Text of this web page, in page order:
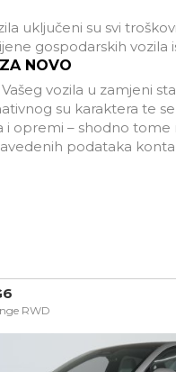
uključeni su svi
gospodarskih vozila
NOVO
vozila u zamjeni
su karaktera te
opremi – shodno
podataka
RWD